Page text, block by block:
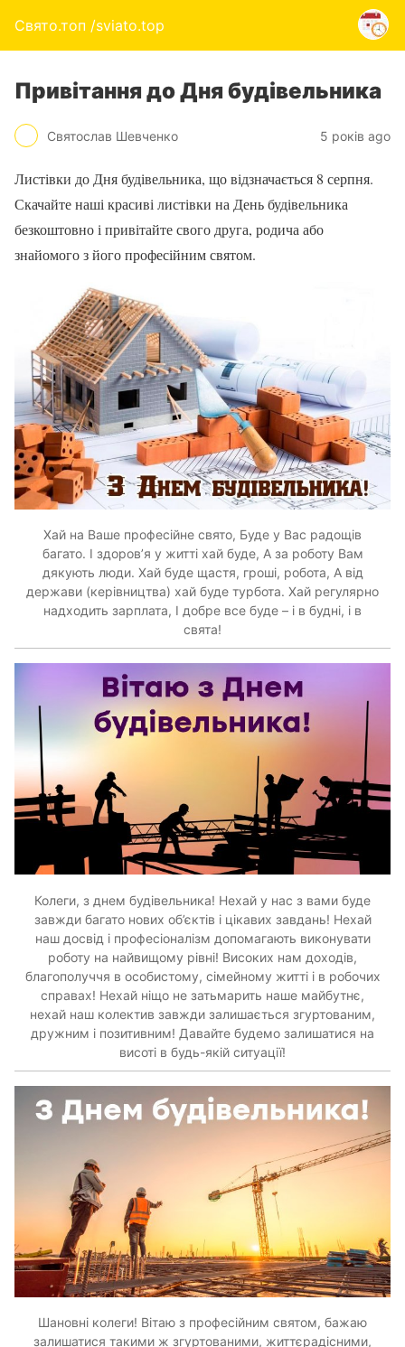
Свято.топ /sviato.top
Привітання до Дня будівельника
Святослав Шевченко 5 років ago
Листівки до Дня будівельника, що відзначається 8 серпня.
Скачайте наші красиві листівки на День будівельника
безкоштовно і привітайте свого друга, родича або
знайомого з його професійним святом.
Хай на Ваше професійне свято, Буде у Вас радощів
багато. І здоров’я у житті хай буде, А за роботу Вам
дякують люди. Хай буде щастя, гроші, робота, А від
держави (керівництва) хай буде турбота. Хай регулярно
надходить зарплата, І добре все буде – і в будні, і в
свята!
Колеги, з днем будівельника! Нехай у нас з вами буде
завжди багато нових об’єктів і цікавих завдань! Нехай
наш досвід і професіоналізм допомагають виконувати
роботу на найвищому рівні! Високих нам доходів,
благополуччя в особистому, сімейному житті і в робочих
справах! Нехай ніщо не затьмарить наше майбутнє,
нехай наш колектив завжди залишається згуртованим,
дружним і позитивним! Давайте будемо залишатися на
висоті в будь-якій ситуації!
Шановні колеги! Вітаю з професійним святом, бажаю
залишатися такими ж згуртованими, життєрадісними,